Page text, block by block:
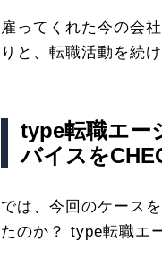
雇ってくれた今の会
りと、転職活動を続け
type転職エー
バイスを
では、今回のケース
たのか？ type転職エ